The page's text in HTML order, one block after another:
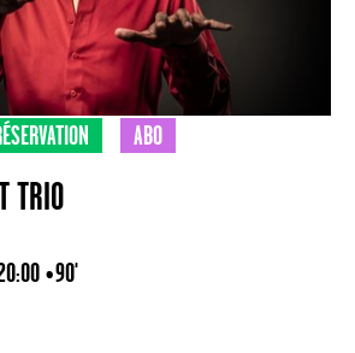
ABO
TRIO
• 90'